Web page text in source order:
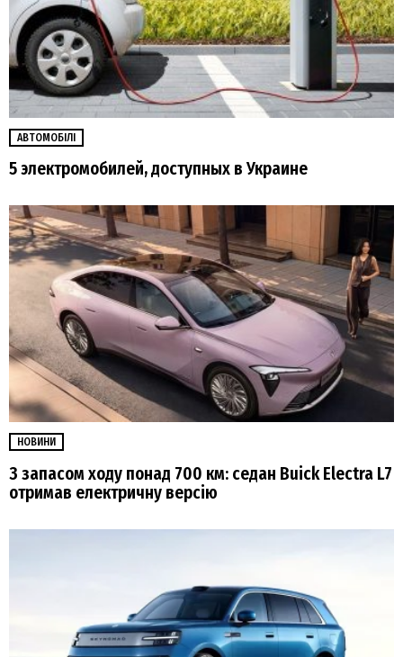
АВТОМОБІЛІ
5 электромобилей, доступных в Украине
НОВИНИ
З запасом ходу понад 700 км: седан Buick Electra L7
отримав електричну версію